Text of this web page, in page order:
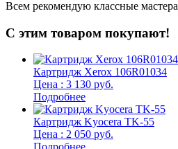
Всем рекомендую классные
С этим товаром покупают!
Картридж Xerox 106R01034
Цена : 3 130 руб.
Подробнее
Картридж Kyocera TK-55
Цена : 2 050 руб.